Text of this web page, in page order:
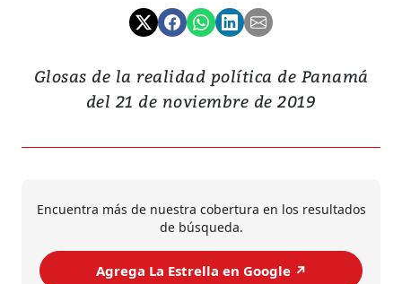
Glosas de la realidad política de Panamá
del 21 de noviembre de 2019
Encuentra más de nuestra cobertura en los resultados
de búsqueda.
Agrega La Estrella en Google ↗️